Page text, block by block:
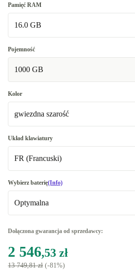
Dobry
Bardzo dobry
Doskonały
Pamięć RAM
16.0 GB
16.0 GB
32.0 GB
64.0 GB
Pojemność
1000 GB
Kolor
gwiezdna szarość
srebrny
gwiezdna szarość
Układ klawiatury
FR (Francuski)
DE (Niemiecki)
US (Angielski US)
DK (Duński)
SE (Szwedzki)
Wybierz baterię(Info)
Optymalna
Nowa
Dołączona gwarancja od sprzedawcy:
2 546,53 zł
13 749,81 zł (-81%)